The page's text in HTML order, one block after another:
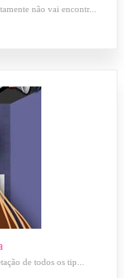
não vai encontr...
de todos os tip...